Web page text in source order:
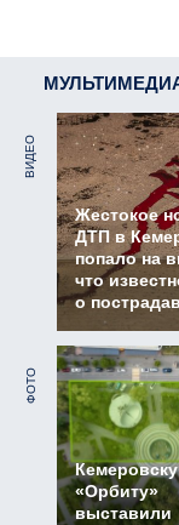
ВИДЕО
Жестокое
ДТП в
попало на
что
о
ФОТО
«Орбиту»
выставили